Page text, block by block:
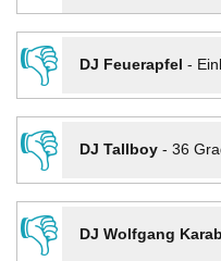
👎
DJ Feuerapfel -
👎
DJ Tallboy- 36
👎
DJ Wolfgang